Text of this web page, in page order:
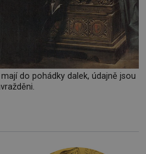
do pohádky dalek, údajně jsou